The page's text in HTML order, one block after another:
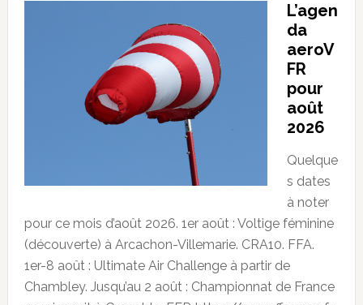
L’agen
da
aeroV
FR
pour
août
2026
Quelque
s dates
à noter
pour ce mois d’août 2026. 1er août : Voltige féminine
(découverte) à Arcachon-Villemarie. CRA10. FFA.
1er-8 août : Ultimate Air Challenge à partir de
Chambley. Jusqu’au 2 août : Championnat de France